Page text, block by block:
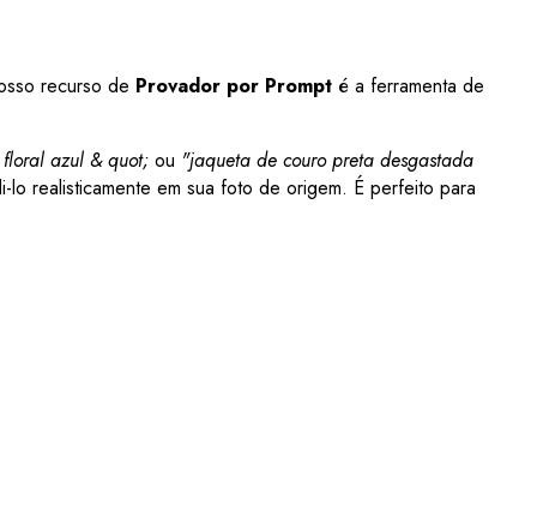
recurso de Provador por Prompt é a ferramenta de
azul & quot; ou "jaqueta de couro preta desgastada
realisticamente em sua foto de origem. É perfeito para